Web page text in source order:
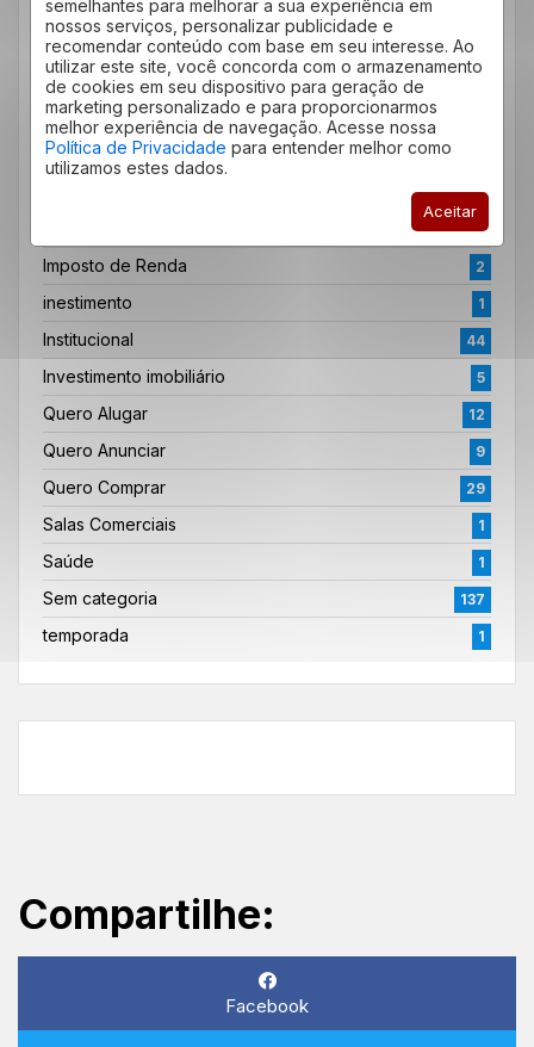
semelhantes para melhorar a sua experiência em
nossos serviços, personalizar publicidade e
recomendar conteúdo com base em seu interesse. Ao
utilizar este site, você concorda com o armazenamento
de cookies em seu dispositivo para geração de
marketing personalizado e para proporcionarmos
melhor experiência de navegação. Acesse nossa
Política de Privacidade para entender melhor como
utilizamos estes dados.
Aceitar
corretor de imóveis
Dicas 61
Dicas do Bairro
educação
Empreendimento
1
12
Imposto de Renda 2
inestimento 1
Institucional 44
Investimento imobiliário 5
Quero Alugar 12
Quero Anunciar 9
Quero Comprar 29
Salas Comerciais 1
Saúde 1
Sem categoria 137
temporada 1
Compartilhe:
Facebook